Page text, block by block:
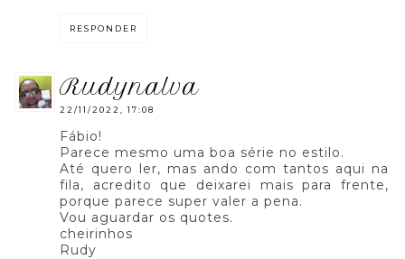
RESPONDER
rudynalva
22/11/2022, 17:08
Fábio!
Parece mesmo uma boa série no estilo.
Até quero ler, mas ando com tantos aqui na
fila, acredito que deixarei mais para frente,
porque parece super valer a pena.
Vou aguardar os quotes.
cheirinhos
Rudy